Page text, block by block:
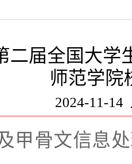
二届全国大学
师范学院
2024-11-14
甲骨文信息